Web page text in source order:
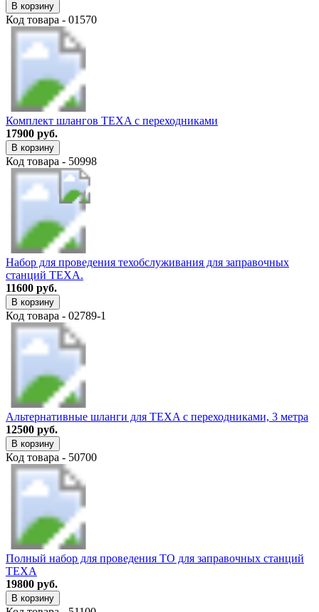
В корзину
Код товара - 01570
Комплект шлангов TEXA с переходниками
17900 руб.
В корзину
Код товара - 50998
Набор для проведения техобслуживания для заправочных
станций TEXA.
11600 руб.
В корзину
Код товара - 02789-1
Альтернативные шланги для TEXA с переходниками, 3 метра
12500 руб.
В корзину
Код товара - 50700
Полный набор для проведения ТО для заправочных станций
TEXA
19800 руб.
В корзину